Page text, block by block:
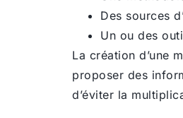
Des sources
Un ou des
La création d’une
proposer des
d’éviter la